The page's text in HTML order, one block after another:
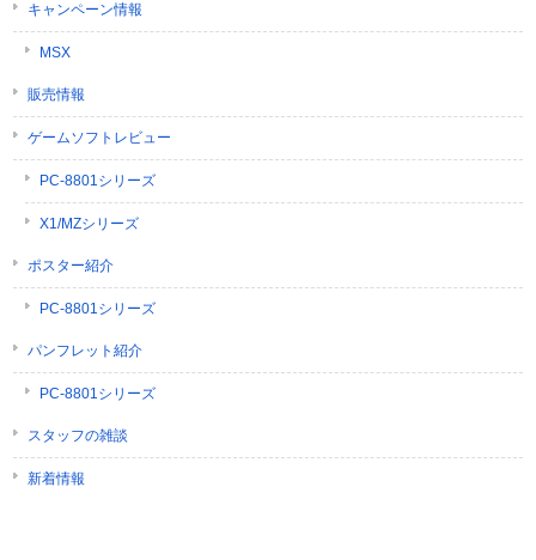
キャンペーン情報
MSX
販売情報
ゲームソフトレビュー
PC-8801シリーズ
X1/MZシリーズ
ポスター紹介
PC-8801シリーズ
パンフレット紹介
PC-8801シリーズ
スタッフの雑談
新着情報